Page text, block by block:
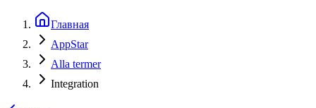
Главная
AppStar
Alla termer
Integration